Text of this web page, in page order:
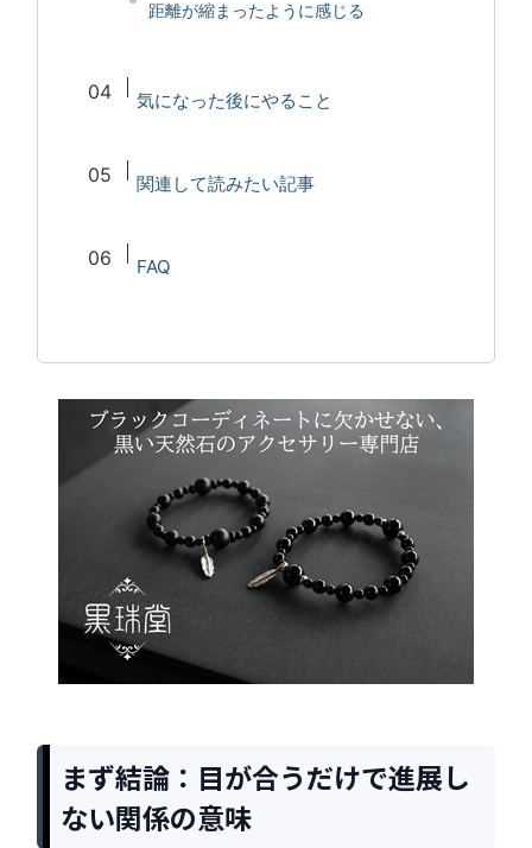
距離が縮まったように感じる
気になった後にやること
関連して読みたい記事
FAQ
まず結論：目が合うだけで進展し
ない関係の意味